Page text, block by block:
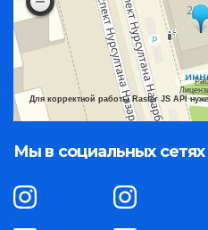
Для корректной работы Raster JS API
Мы в социальных сетях